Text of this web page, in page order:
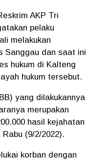
AKP Tri
pelaku
melakukan
Sanggau dan saat ini
hukum di Kalteng
hukum tersebut.
yang dilakukannya
merupakan
hasil kejahatan
(9/2/2022).
korban dengan